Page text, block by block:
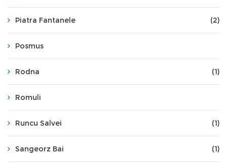
Piatra Fantanele (2)
Posmus
Rodna (1)
Romuli
Runcu Salvei (1)
Sangeorz Bai (1)